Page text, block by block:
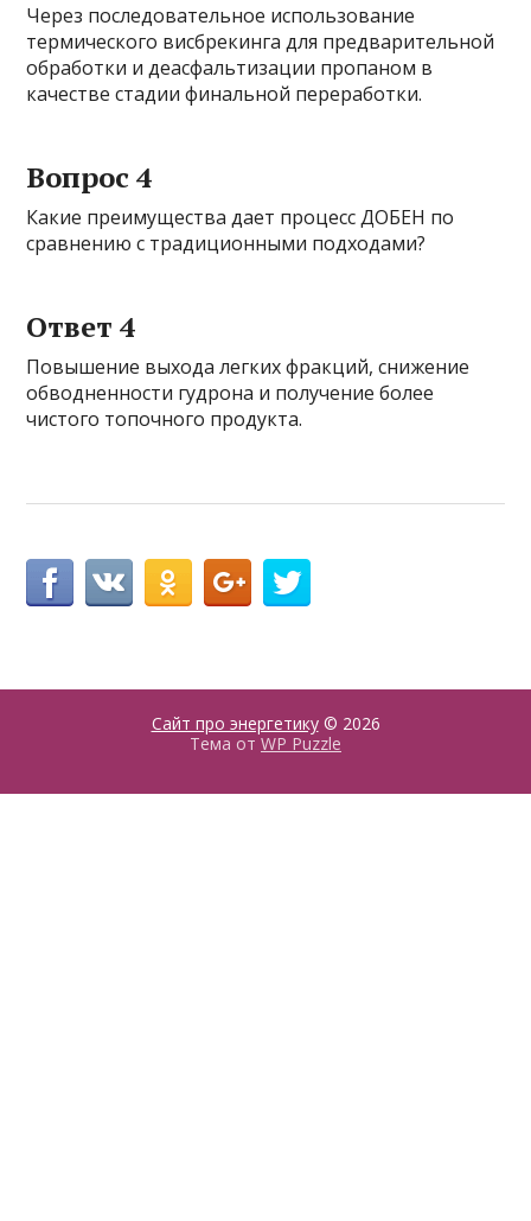
Через последовательное использование
термического висбрекинга для предварительной
обработки и деасфальтизации пропаном в
качестве стадии финальной переработки.
Вопрос 4
Какие преимущества дает процесс ДОБЕН по
сравнению с традиционными подходами?
Ответ 4
Повышение выхода легких фракций, снижение
обводненности гудрона и получение более
чистого топочного продукта.
Сайт про энергетику© 2026
Тема от WP Puzzle